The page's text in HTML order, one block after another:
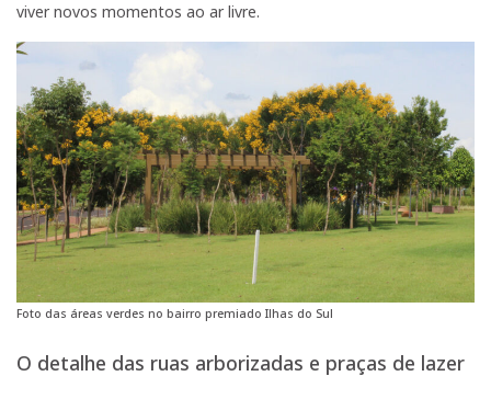
viver novos momentos ao ar livre.
Foto das áreas verdes no bairro premiado Ilhas do Sul
O detalhe das ruas arborizadas e praças de lazer